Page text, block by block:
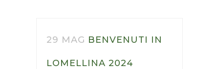
29 MAG BENVENUTI IN
LOMELLINA 2024
Riaperto il Bando “SRD04 – Investimenti non